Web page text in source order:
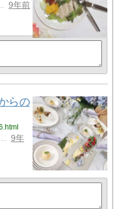
9年前
らの
9年